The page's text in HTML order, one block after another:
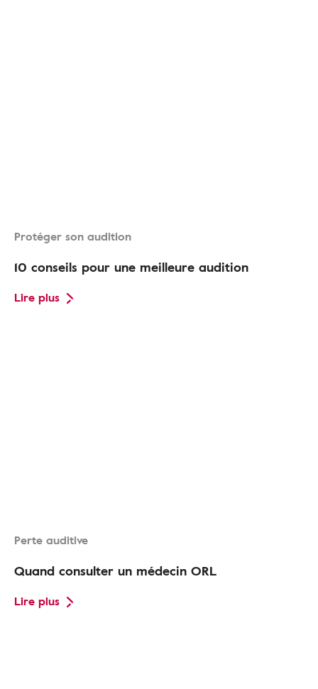
Protéger son audition
10 conseils pour une meilleure audition
Lire plus
Perte auditive
Quand consulter un médecin ORL
Lire plus